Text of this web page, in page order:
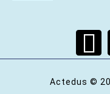
Actedus ©